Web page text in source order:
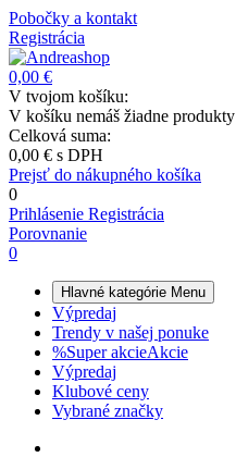
Pobočky a kontakt
Registrácia
0,00 €
V tvojom košíku:
V košíku nemáš žiadne produkty
Celková suma:
0,00 € s DPH
Prejsť do nákupného košíka
0
Prihlásenie Registrácia
Porovnanie
0
Hlavné kategórie Menu
Výpredaj
Trendy v našej ponuke
%Super akcieAkcie
Výpredaj
Klubové ceny
Vybrané značky